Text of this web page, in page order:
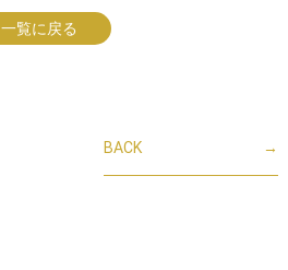
一覧に戻る
→
BACK